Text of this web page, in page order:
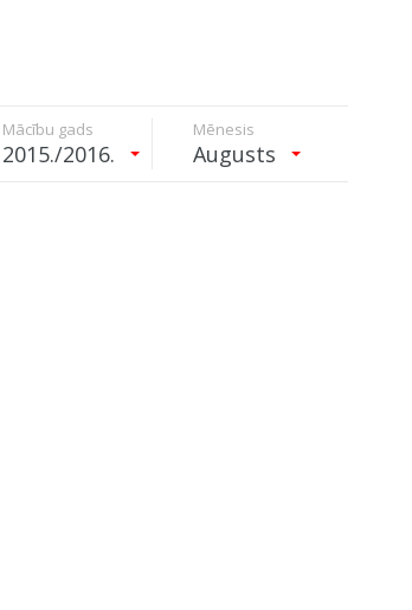
Mācību gads
2015./2016.
Mēnesis
Augusts